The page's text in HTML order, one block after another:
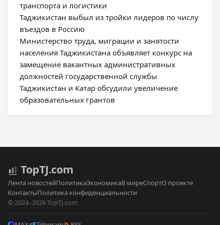
транспорта и логистики
Таджикистан выбыл из тройки лидеров по числу
въездов в Россию
Министерство труда, миграции и занятости
населения Таджикистана объявляет конкурс на
замещение вакантных административных
должностей государственной службы
Таджикистан и Катар обсудили увеличение
образовательных грантов
TopTJ.com
Лента новостейПолитикаЭкономикаВ миреСпортО проекте
КонтактыПолитика конфиденциальности
© 2024–2026 TopTJ.com